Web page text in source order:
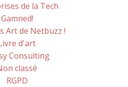
de la Tech
Gamned!
Art de Netbuzz !
d'art
Consulting
classé
RGPD